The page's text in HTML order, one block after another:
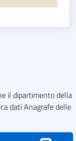
il dipartimento della
dati Anagrafe delle